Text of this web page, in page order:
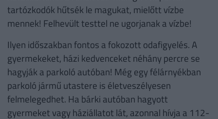
tartózkodók hűtsék le magukat, mielőtt vízbe
mennek! Felhevült testtel ne ugorjanak a vízbe!
Ilyen időszakban fontos a fokozott odafigyelés. A
gyermekeket, házi kedvenceket néhány percre se
hagyják a parkoló autóban! Még egy félárnyékban
parkoló jármű utastere is életveszélyesen
felmelegedhet. Ha bárki autóban hagyott
gyermeket vagy háziállatot lát, azonnal hívja a 112-